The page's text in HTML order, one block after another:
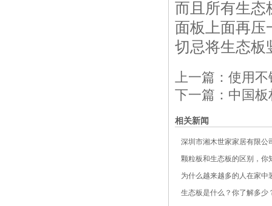
而且所有生态
面板上面再压
切忌将生态板
上一篇： 使用不
下一篇： 中国
相关新闻
深圳市湘木世家家居有限公
颗粒板和生态板的区别，你
为什么越来越多的人在家中
生态板是什么？你了解多少